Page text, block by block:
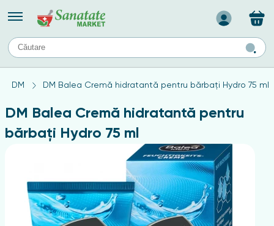
Назад
TIPURI DE TEN
Produse pentru ten mixt
Ten problematic
Produse pentru ten gras
Produse pentru ten sensibil
DM DM Balea Cremă hidratantă pentru bărbați Hydro 75 ml
DM Balea Cremă hidratantă pentru
bărbați Hydro 75 ml